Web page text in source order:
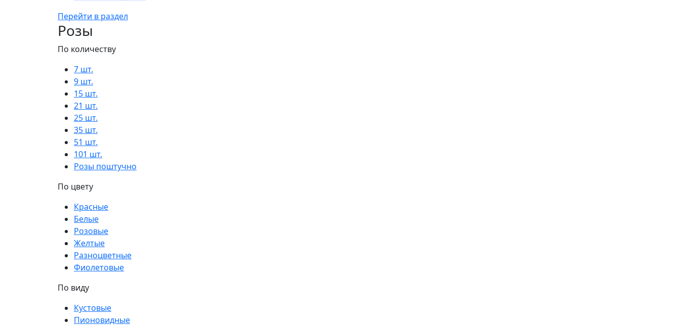
Перейти в раздел
Розы
По количеству
7 шт.
9 шт.
15 шт.
21 шт.
25 шт.
35 шт.
51 шт.
101 шт.
Розы поштучно
По цвету
Красные
Белые
Розовые
Желтые
Разноцветные
Фиолетовые
По виду
Кустовые
Пионовидные